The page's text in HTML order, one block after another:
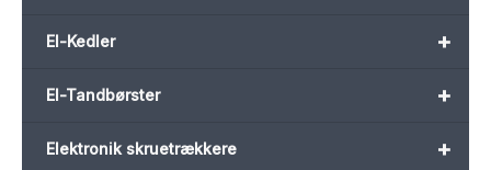
+
El-Kedler
+
El-Tandbørster
+
Elektronik skruetrækkere